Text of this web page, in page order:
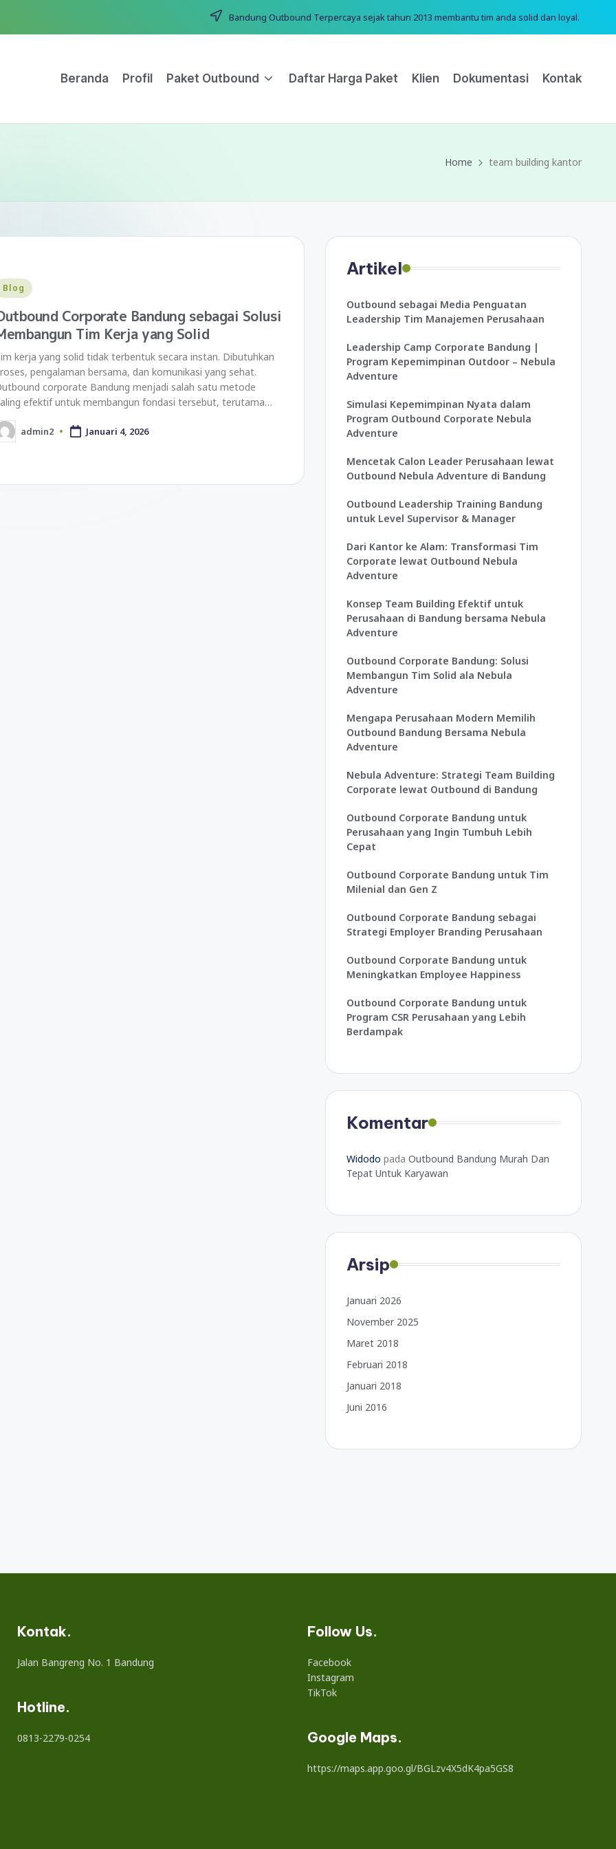
Bandung Outbound Terpercaya sejak tahun 2013 membantu tim anda solid dan loyal.
Beranda Profil Paket Outbound Daftar Harga Paket Klien Dokumentasi Kontak
Home team building kantor
Blog
Corporate Bandung sebagai Solusi
Tim Kerja yang Solid
kerja yang solid tidak terbentuk secara instan. Dibutuhkan
pengalaman bersama, dan komunikasi yang sehat.
corporate Bandung menjadi salah satu metode
efektif untuk membangun fondasi tersebut, terutama…
admin2 Januari 4, 2026
Artikel
Outbound sebagai Media Penguatan
Leadership Tim Manajemen Perusahaan
Leadership Camp Corporate Bandung |
Program Kepemimpinan Outdoor – Nebula
Adventure
Simulasi Kepemimpinan Nyata dalam
Program Outbound Corporate Nebula
Adventure
Mencetak Calon Leader Perusahaan lewat
Outbound Nebula Adventure di Bandung
Outbound Leadership Training Bandung
untuk Level Supervisor & Manager
Dari Kantor ke Alam: Transformasi Tim
Corporate lewat Outbound Nebula
Adventure
Konsep Team Building Efektif untuk
Perusahaan di Bandung bersama Nebula
Adventure
Outbound Corporate Bandung: Solusi
Membangun Tim Solid ala Nebula
Adventure
Mengapa Perusahaan Modern Memilih
Outbound Bandung Bersama Nebula
Adventure
Nebula Adventure: Strategi Team Building
Corporate lewat Outbound di Bandung
Outbound Corporate Bandung untuk
Perusahaan yang Ingin Tumbuh Lebih
Cepat
Outbound Corporate Bandung untuk Tim
Milenial dan Gen Z
Outbound Corporate Bandung sebagai
Strategi Employer Branding Perusahaan
Outbound Corporate Bandung untuk
Meningkatkan Employee Happiness
Outbound Corporate Bandung untuk
Program CSR Perusahaan yang Lebih
Berdampak
Komentar
Widodo pada Outbound Bandung Murah Dan
Tepat Untuk Karyawan
Arsip
Januari 2026
November 2025
Maret 2018
Februari 2018
Januari 2018
Juni 2016
Kontak.
Jalan Bangreng No. 1 Bandung
Hotline.
0813-2279-0254
Follow Us.
Facebook
Instagram
TikTok
Google Maps.
https://maps.app.goo.gl/BGLzv4X5dK4pa5GS8